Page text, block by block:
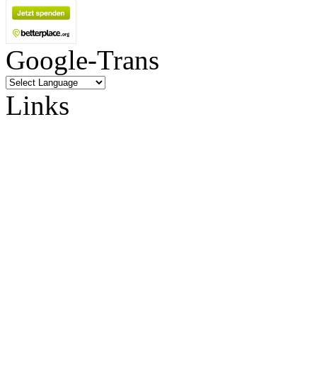
Google-Trans
Links